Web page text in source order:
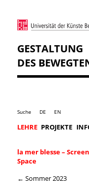
GESTALTUNG
DES
Suche DE EN
LEHRE PROJEKTE
la mer blesse –
Space
← Sommer 2023